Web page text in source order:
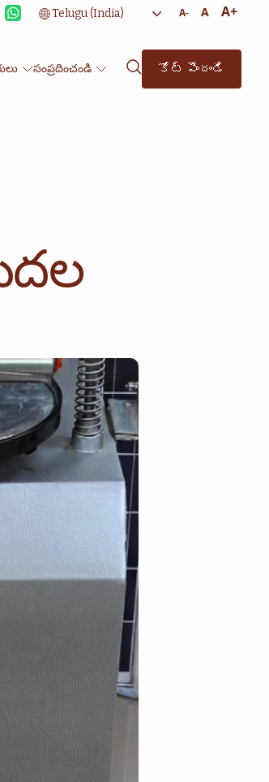
A- A A+
సంప్రదించండి కోట్ పొందండి